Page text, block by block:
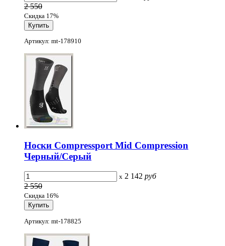
2 550
Скидка 17%
Артикул: mt-178910
Носки Compressport Mid Compression
Черный/Серый
x 2 142 руб
2 550
Скидка 16%
Артикул: mt-178825